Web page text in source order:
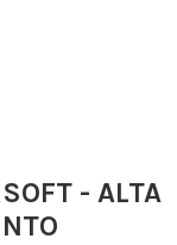
- ALTA